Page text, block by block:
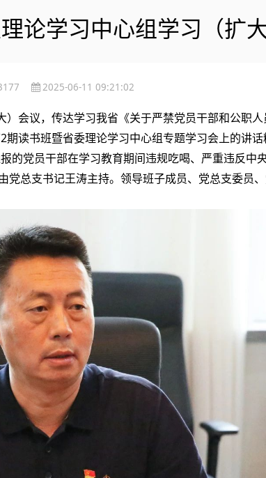
论学习中心组学习（扩
2025-06-11 09:21:02
会议，传达学习我省《关于严禁党员干部和公职
读书班暨省委理论学习中心组专题学习会上的讲
的党员干部在学习教育期间违规吃喝、严重违反中
党总支书记王涛主持。领导班子成员、党总支委员